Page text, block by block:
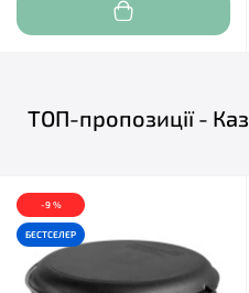
ТОП-пропозиції -
-9 %
БЕСТСЕЛЕР